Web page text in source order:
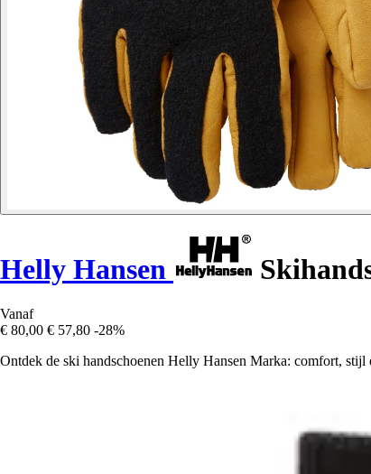
Helly Hansen
Vanaf
€ 80,00 € 57,80 -28%
Ontdek de ski handschoenen Helly Hansen Marka: comfort,